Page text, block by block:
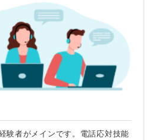
験者がメインです。電話応対技能